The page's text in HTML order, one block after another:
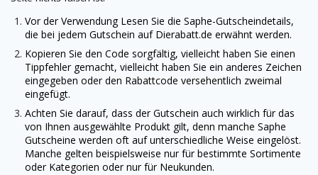
Vor der Verwendung Lesen Sie die Saphe-Gutscheindetails,
die bei jedem Gutschein auf Dierabatt.de erwähnt werden.
Kopieren Sie den Code sorgfältig, vielleicht haben Sie einen
Tippfehler gemacht, vielleicht haben Sie ein anderes Zeichen
eingegeben oder den Rabattcode versehentlich zweimal
eingefügt.
Achten Sie darauf, dass der Gutschein auch wirklich für das
von Ihnen ausgewählte Produkt gilt, denn manche Saphe
Gutscheine werden oft auf unterschiedliche Weise eingelöst.
Manche gelten beispielsweise nur für bestimmte Sortimente
oder Kategorien oder nur für Neukunden.